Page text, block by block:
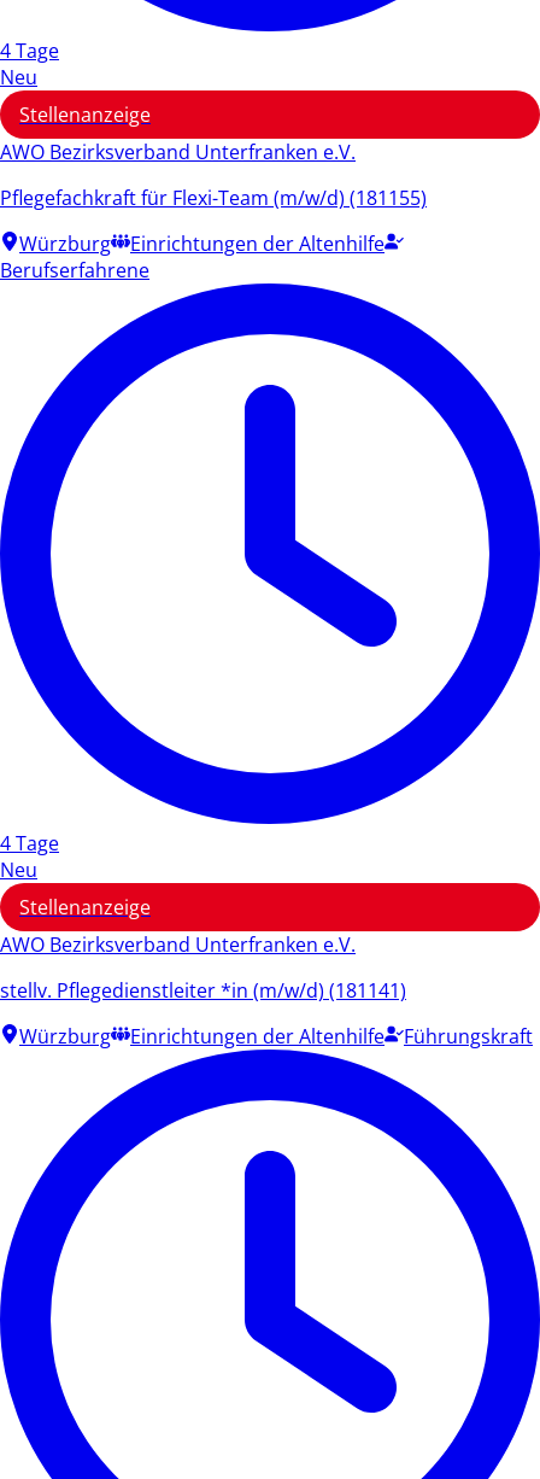
4 Tage
Neu
Stellenanzeige
AWO Bezirksverband Unterfranken e.V.
Pflegefachkraft für Flexi-Team (m/w/d) (181155)
Würzburg
Einrichtungen der Altenhilfe
Berufserfahrene
4 Tage
Neu
Stellenanzeige
AWO Bezirksverband Unterfranken e.V.
stellv. Pflegedienstleiter *in (m/w/d) (181141)
Würzburg
Einrichtungen der Altenhilfe Führungskraft